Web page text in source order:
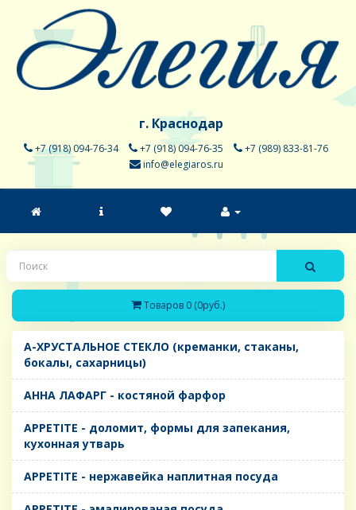
г. Краснодар
+7 (918) 094-76-34 +7 (918) 094-76-35
+7 (989) 833-81-76
info@elegiaros.ru
Товаров 0 (0руб.)
A-ХРУСТАЛЬНОЕ СТЕКЛО (креманки, стаканы,
бокалы, сахарницы)
AHHA ЛАФАРГ - костяной фарфор
APPETITE - доломит, формы для запекания,
кухонная утварь
APPETITE - нержавейка наплитная посуда